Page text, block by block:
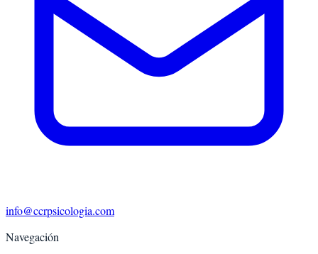
info@ccrpsicologia.com
Navegación